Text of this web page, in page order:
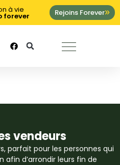
à vie
forever Rejoins Forever
vendeurs
parfait pour les personnes qui
afin d’arrondir leurs fin de